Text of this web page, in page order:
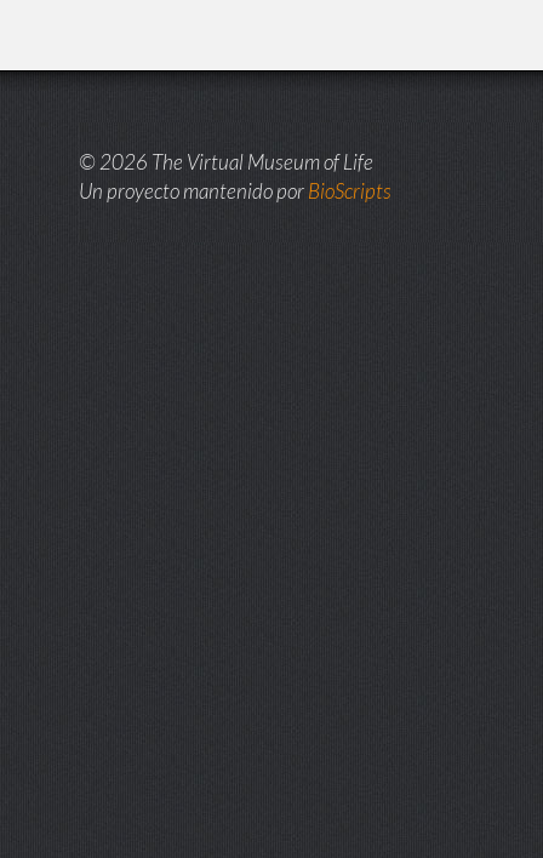
© 2026 The Virtual Museum of Life
Un proyecto mantenido porBioScripts